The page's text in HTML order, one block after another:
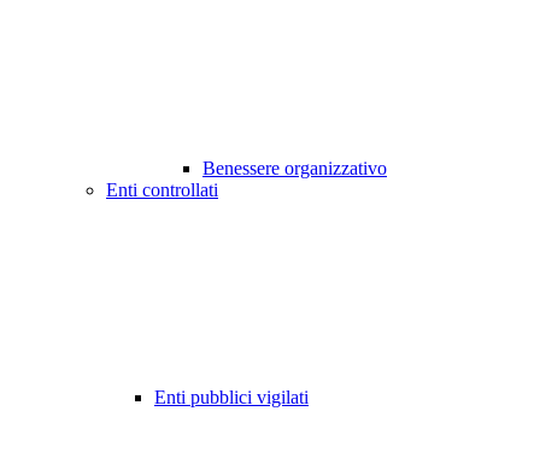
Benessere organizzativo
Enti controllati
Enti pubblici vigilati